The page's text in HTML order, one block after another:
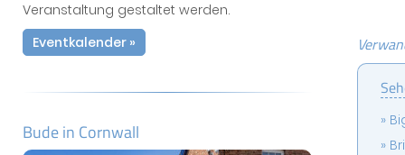
Veranstaltung gestaltet werden.
Eventkalender »
Bude in Cornwall